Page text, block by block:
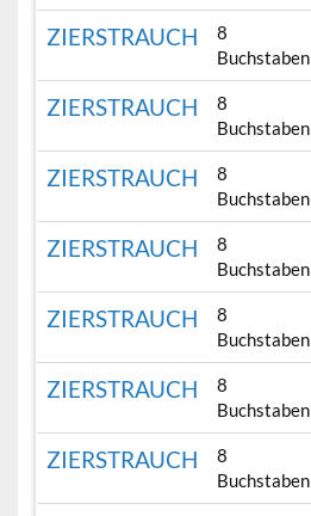
ZIERSTRAUCH
8
Buchstaben
ZIERSTRAUCH
8
Buchstaben
ZIERSTRAUCH
8
Buchstaben
ZIERSTRAUCH
8
Buchstaben
ZIERSTRAUCH
8
Buchstaben
ZIERSTRAUCH
8
Buchstaben
ZIERSTRAUCH
8
Buchstaben